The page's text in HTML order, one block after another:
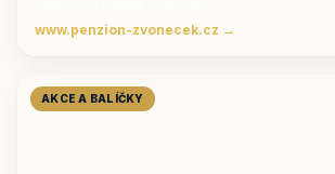
www.penzion-zvonecek.cz →
AKCE A BALÍČKY